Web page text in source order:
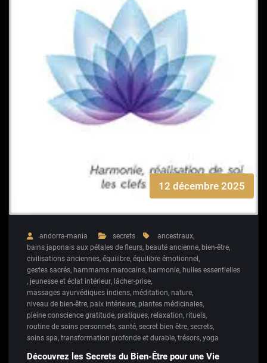
12 décembre 2025
andorra-mania secrets ancestraux,
bains japonais aux pétales de fleurs, beauté ancienne, bien-être,
civilisations anciennes, équilibre, équilibre émotionnel,
gestes sacrés, hammams marocains, harmonie, huiles essentielles
, jeunesse et éclat intérieur, lâcher-prise,
massages ayurvédiques indiens, méditation, nature,
niveau de bien-être, paix intérieure, plantes médicinales,
pleine conscience gratitude, pratiques, relaxation, rituels,
routine de soins personnels, santé, secret bien être, secrets,
soins spa, transformation profonde et durable, trésors, yoga
Découvrez les Secrets du Bien-Être pour une Vie